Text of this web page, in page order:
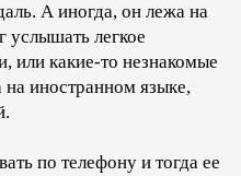
А иногда, он лежа на
услышать легкое
или какие-то незнакомые
на иностранном языке,
по телефону и тогда ее